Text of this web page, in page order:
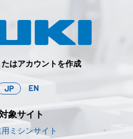
たはアカウントを作成
JP EN
象サイト
ミシンサイト